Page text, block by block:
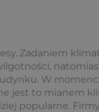
Zadaniem
W
jest to mianem
popularne.